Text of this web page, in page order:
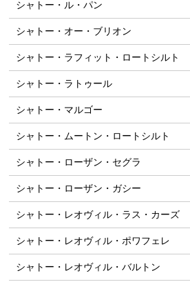
シャトー・ル・パン
シャトー・オー・ブリオン
シャトー・ラフィット・ロートシルト
シャトー・ラトゥール
シャトー・マルゴー
シャトー・ムートン・ロートシルト
シャトー・ローザン・セグラ
シャトー・ローザン・ガシー
シャトー・レオヴィル・ラス・カーズ
シャトー・レオヴィル・ポワフェレ
シャトー・レオヴィル・バルトン